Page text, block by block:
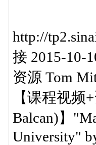
http://
接 2015-10-
资源 Tom
【课程视
Balcan)】
University"